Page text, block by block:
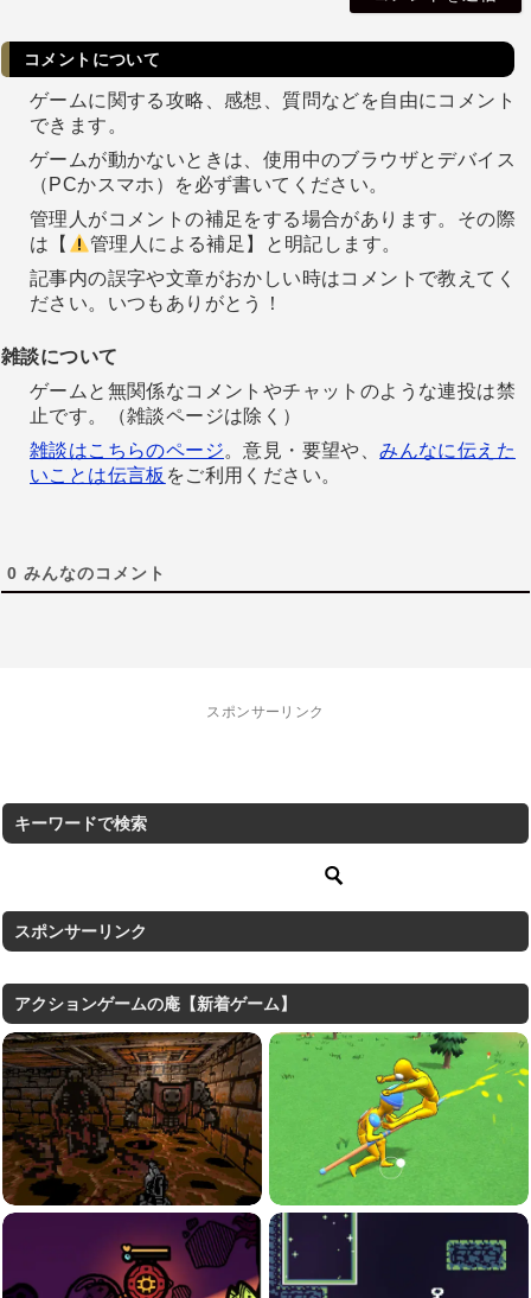
コメントについて
ゲームに関する攻略、感想、質問などを自由にコメント
できます。
ゲームが動かないときは、使用中のブラウザとデバイス
（PCかスマホ）を必ず書いてください。
管理人がコメントの補足をする場合があります。その際
は【
管理人による補足】と明記します。
記事内の誤字や文章がおかしい時はコメントで教えてく
ださい。いつもありがとう！
雑談について
ゲームと無関係なコメントやチャットのような連投は禁
止です。（雑談ページは除く）
雑談はこちらのページ。意見・要望や、みんなに伝えた
いことは伝言板 をご利用ください。
0 みんなのコメント
スポンサーリンク
キーワードで検索
スポンサーリンク
アクションゲームの庵【新着ゲーム】